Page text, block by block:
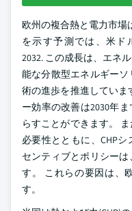
欧州の複合熱と電力市場
を示す予測では、米ド
2032. この成長は、エネ
能な分散型エネルギー
術の進歩を推進してい
ー効率の改善は2030年
らすことができます。
必要性とともに、CHP
センティブとポリシー
す。 これらの要因は、
す。